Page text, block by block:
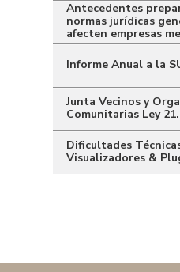
Antecedentes
normas jurídicas
afecten empresas
Informe Anual a la
Junta Vecinos y
Comunitarias Ley
Dificultades
Visualizadores &